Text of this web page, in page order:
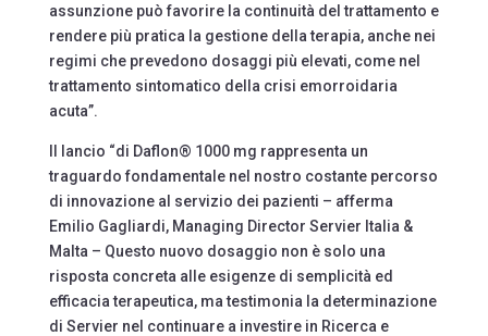
assunzione può favorire la continuità del trattamento e
rendere più pratica la gestione della terapia, anche nei
regimi che prevedono dosaggi più elevati, come nel
trattamento sintomatico della crisi emorroidaria
acuta”.
Il lancio “di Daflon® 1000 mg rappresenta un
traguardo fondamentale nel nostro costante percorso
di innovazione al servizio dei pazienti – afferma
Emilio Gagliardi, Managing Director Servier Italia &
Malta – Questo nuovo dosaggio non è solo una
risposta concreta alle esigenze di semplicità ed
efficacia terapeutica, ma testimonia la determinazione
di Servier nel continuare a investire in Ricerca e